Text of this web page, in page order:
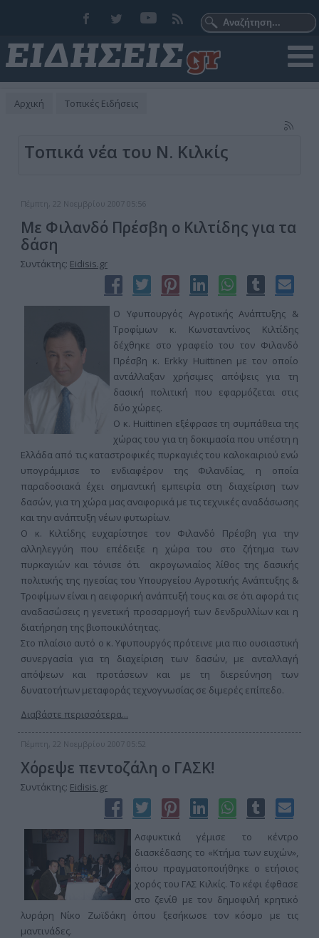
Αρχική Τοπικές Ειδήσεις
Τοπικά νέα του Ν. Κιλκίς
Πέμπτη, 22 Νοεμβρίου 2007 05:56
Με Φιλανδό Πρέσβη ο Κιλτίδης για τα
δάση
Συντάκτης: Eidisis.gr
Ο Υφυπουργός Αγροτικής Ανάπτυξης &
Τροφίμων κ. Κωνσταντίνος Κιλτίδης
δέχθηκε στο γραφείο του τον Φιλανδό
Πρέσβη κ. Erkky Huittinen με τον οποίο
αντάλλαξαν χρήσιμες απόψεις για τη
δασική πολιτική που εφαρμόζεται στις
δύο χώρες.
Ο κ. Huittinen εξέφρασε τη συμπάθεια της
χώρας του για τη δοκιμασία που υπέστη η
Ελλάδα από τις καταστροφικές πυρκαγιές του καλοκαιριού ενώ
υπογράμμισε το ενδιαφέρον της Φιλανδίας, η οποία
παραδοσιακά έχει σημαντική εμπειρία στη διαχείριση των
δασών, για τη χώρα μας αναφορικά με τις τεχνικές αναδάσωσης
και την ανάπτυξη νέων φυτωρίων.
Ο κ. Κιλτίδης ευχαρίστησε τον Φιλανδό Πρέσβη για την
αλληλεγγύη που επέδειξε η χώρα του στο ζήτημα των
πυρκαγιών και τόνισε ότι ακρογωνιαίος λίθος της δασικής
πολιτικής της ηγεσίας του Υπουργείου Αγροτικής Ανάπτυξης &
Τροφίμων είναι η αειφορική ανάπτυξή τους και σε ότι αφορά τις
αναδασώσεις η γενετική προσαρμογή των δενδρυλλίων και η
διατήρηση της βιοποικιλότητας.
Στο πλαίσιο αυτό ο κ. Υφυπουργός πρότεινε μια πιο ουσιαστική
συνεργασία για τη διαχείριση των δασών, με ανταλλαγή
απόψεων και προτάσεων και με τη διερεύνηση των
δυνατοτήτων μεταφοράς τεχνογνωσίας σε διμερές επίπεδο.
Διαβάστε περισσότερα...
Πέμπτη, 22 Νοεμβρίου 2007 05:52
Χόρεψε πεντοζάλη ο ΓΑΣΚ!
Συντάκτης: Eidisis.gr
Ασφυκτικά γέμισε το κέντρο
διασκέδασης το «Κτήμα των ευχών»,
όπου πραγματοποιήθηκε ο ετήσιος
χορός του ΓΑΣ Κιλκίς. Το κέφι έφθασε
στο ζενίθ με τον δημοφιλή κρητικό
λυράρη Νίκο Ζωϊδάκη όπου ξεσήκωσε τον κόσμο με τις
μαντινάδες.